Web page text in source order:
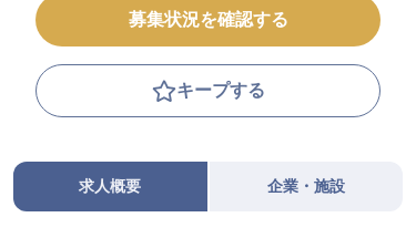
募集状況を確認する
キープする
求人概要 企業・施設